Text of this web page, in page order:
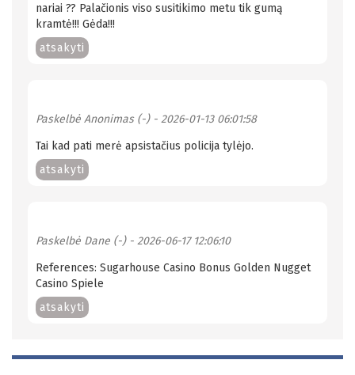
nariai ?? Palačionis viso susitikimo metu tik gumą
kramtė!!! Gėda!!!
atsakyti
Paskelbė Anonimas (-)- 2026-01-13 06:01:58
Tai kad pati merė apsistačius policija tylėjo.
atsakyti
Paskelbė Dane (-)- 2026-06-17 12:06:10
References: Sugarhouse Casino Bonus Golden Nugget
Casino Spiele
atsakyti